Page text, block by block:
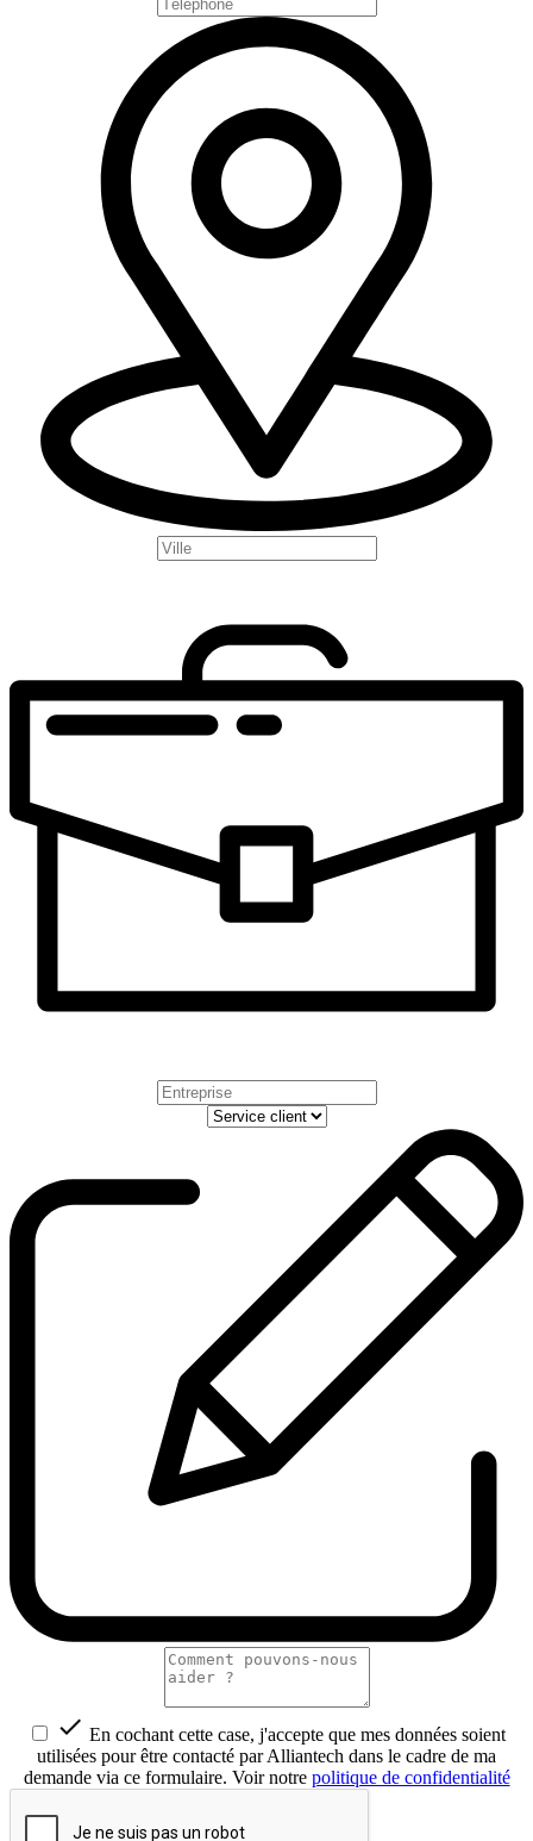
 En cochant cette case, j'accepte que mes données soient
utilisées pour être contacté par Alliantech dans le cadre de ma
demande via ce formulaire. Voir notre politique de confidentialité